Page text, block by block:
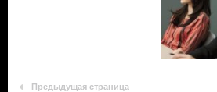
Предыдущая страница